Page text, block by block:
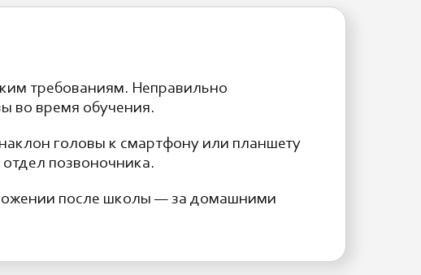
требованиям. Неправильно
во время обучения.
головы к смартфону или планшету
позвоночника.
после школы — за домашними